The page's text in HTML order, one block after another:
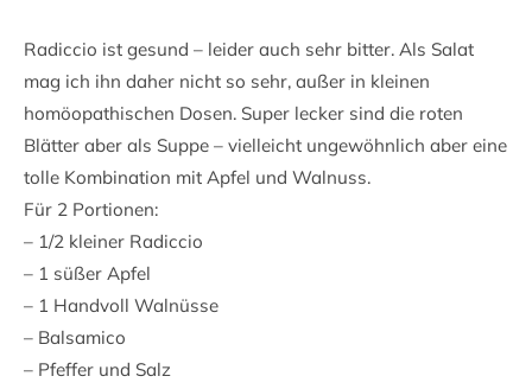
Radiccio ist gesund – leider auch sehr bitter. Als Salat
mag ich ihn daher nicht so sehr, außer in kleinen
homöopathischen Dosen. Super lecker sind die roten
Blätter aber als Suppe – vielleicht ungewöhnlich aber eine
tolle Kombination mit Apfel und Walnuss.
Für 2 Portionen:
– 1/2 kleiner Radiccio
– 1 süßer Apfel
– 1 Handvoll Walnüsse
– Balsamico
– Pfeffer und Salz